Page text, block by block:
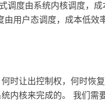
调度由系统内核调度，成
由用户态调度，成本低效
时让出控制权，何时恢
内核来完成的。 我们